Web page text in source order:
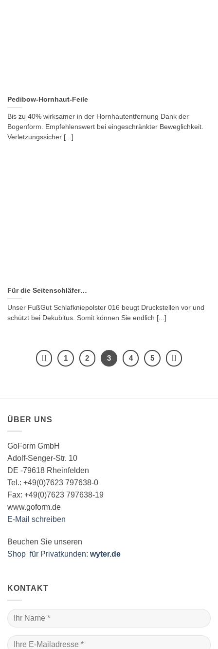
Pedibow-Hornhaut-Feile
Bis zu 40% wirksamer in der Hornhautentfernung Dank der
Bogenform. Empfehlenswert bei eingeschränkter Beweglichkeit.
Verletzungssicher [...]
Für die Seitenschläfer…
Unser FußGut Schlafkniepolster 016 beugt Druckstellen vor und
schützt bei Dekubitus. Somit können Sie endlich [...]
1 2 3 4 5
ÜBER UNS
GoForm GmbH
Adolf-Senger-Str. 10
DE -79618 Rheinfelden
Tel.: +49(0)7623 797638-0
Fax: +49(0)7623 797638-19
www.goform.de
E-Mail schreiben
Beuchen Sie unseren
Shop für Privatkunden: wyter.de
KONTAKT